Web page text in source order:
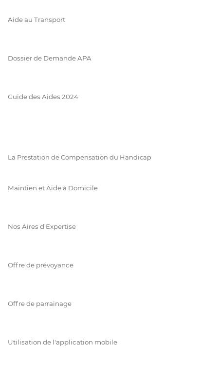
Aide au Transport
Dossier de Demande APA
Guide des Aides 2024
La Prestation de Compensation du Handicap
Maintien et Aide à Domicile
Nos Aires d'Expertise
Offre de prévoyance
Offre de parrainage
Utilisation de l'application mobile